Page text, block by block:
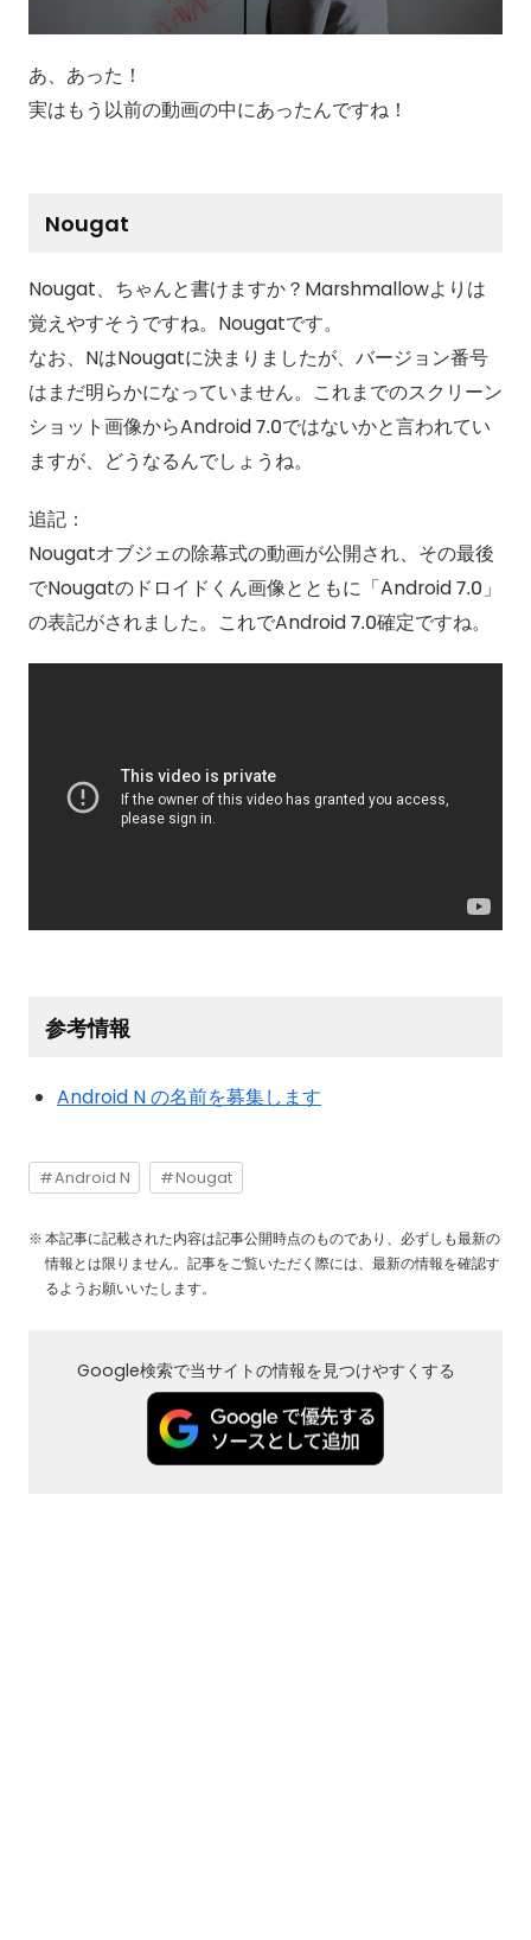
あ、あった！
実はもう以前の動画の中にあったんですね！
Nougat
Nougat、ちゃんと書けますか？Marshmallowよりは
覚えやすそうですね。Nougatです。
なお、NはNougatに決まりましたが、バージョン番号
はまだ明らかになっていません。これまでのスクリーン
ショット画像からAndroid 7.0ではないかと言われてい
ますが、どうなるんでしょうね。
追記：
Nougatオブジェの除幕式の動画が公開され、その最後
でNougatのドロイドくん画像とともに「Android 7.0」
の表記がされました。これでAndroid 7.0確定ですね。
参考情報
Android N の名前を募集します
Android N Nougat
本記事に記載された内容は記事公開時点のものであり、必ずしも最新の
情報とは限りません。記事をご覧いただく際には、最新の情報を確認す
るようお願いいたします。
Google検索で当サイトの情報を見つけやすくする